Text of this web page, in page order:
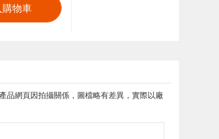
物車
品網頁因拍攝關係，圖檔略有差異，實際以廠